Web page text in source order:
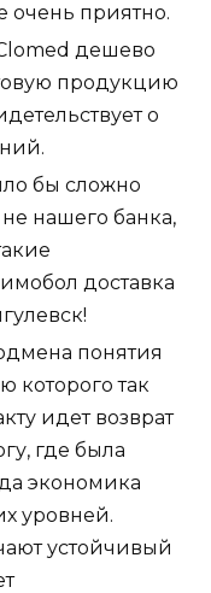
очень приятно.
дешево
продукцию
о
бы сложно
нашего банка,
доставка
понятия
которого так
идет возврат
где была
экономика
уровней.
устойчивый